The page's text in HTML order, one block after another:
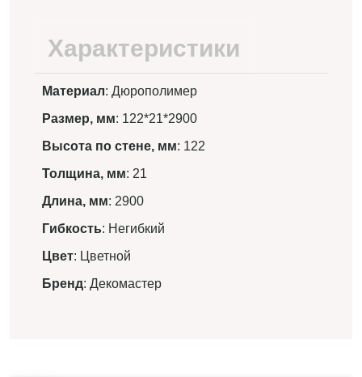
Характеристики
Материал: Дюрополимер
Размер, мм: 122*21*2900
Высота по стене, мм: 122
Толщина, мм: 21
Длина, мм: 2900
Гибкость: Негибкий
Цвет: Цветной
Бренд: Декомастер